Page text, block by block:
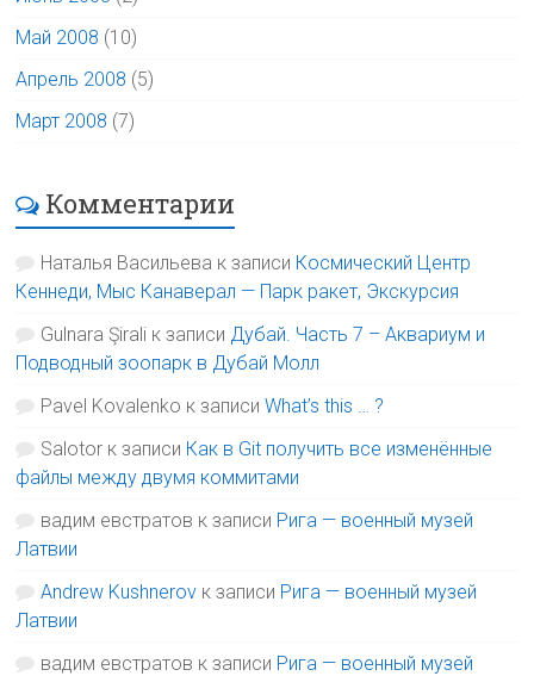
Май 2008 (10)
Апрель 2008 (5)
Март 2008 (7)
Комментарии
Наталья Васильева к записи Космический Центр
Кеннеди, Мыс Канаверал — Парк ракет, Экскурсия
Gulnara Şirali к записи Дубай. Часть 7 – Аквариум и
Подводный зоопарк в Дубай Молл
Pavel Kovalenko к записиWhat’s this … ?
Salotor к записи Как в Git получить все изменённые
файлы между двумя коммитами
вадим евстратов к записи Рига — военный музей
Латвии
Andrew Kushnerov к записи Рига — военный музей
Латвии
вадим евстратов к записи Рига — военный музей